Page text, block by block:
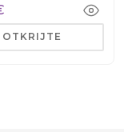
OTKRIJTE